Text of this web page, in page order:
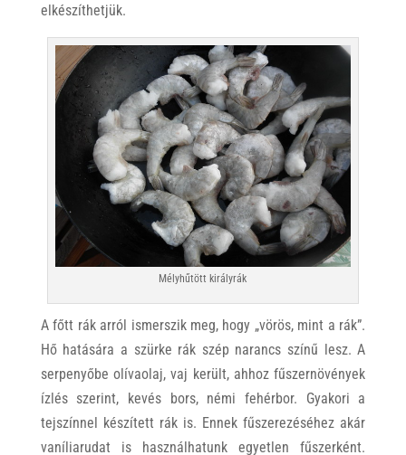
elkészíthetjük.
Mélyhűtött királyrák
A főtt rák arról ismerszik meg, hogy „vörös, mint a rák”.
Hő hatására a szürke rák szép narancs színű lesz. A
serpenyőbe olívaolaj, vaj került, ahhoz fűszernövények
ízlés szerint, kevés bors, némi fehérbor. Gyakori a
tejszínnel készített rák is. Ennek fűszerezéséhez akár
vaníliarudat is használhatunk egyetlen fűszerként.